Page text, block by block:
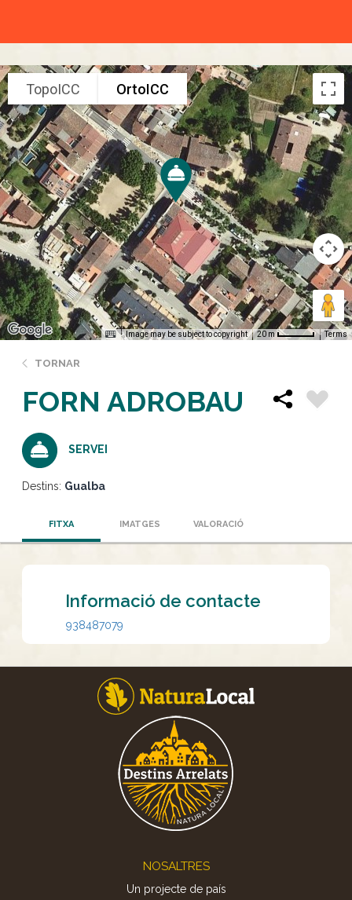
TopoICC OrtoICC
Image may be subject to copyright 20 m Terms
TORNAR
FORN ADROBAU
SERVEI
Destins: Gualba
FITXA IMATGES VALORACIÓ
Informació de contacte
938487079
NOSALTRES
Un projecte de país